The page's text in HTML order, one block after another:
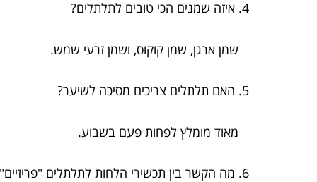
4. איזה שמנים הכי טובים לתלתלים?
שמן ארגן, שמן קוקוס, ושמן זרעי שמש.
5. האם תלתלים צריכים מסיכה לשיער?
מאוד מומלץ לפחות פעם בשבוע.
6. מה הקשר בין תכשירי הלחות לתלתלים "פריזיים"?